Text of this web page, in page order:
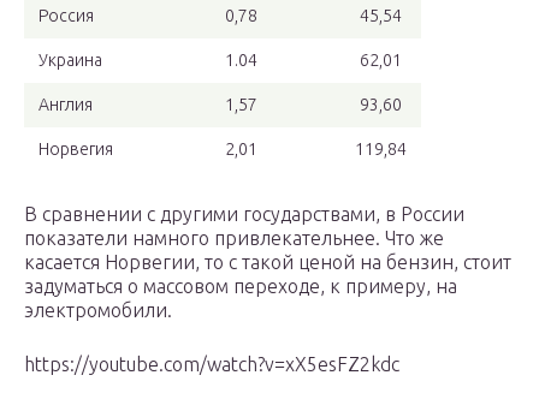
Россия 0,78 45,54
Украина 1.04 62,01
Англия 1,57 93,60
Норвегия 2,01 119,84
В сравнении с другими государствами, в России
показатели намного привлекательнее. Что же
касается Норвегии, то с такой ценой на бензин, стоит
задуматься о массовом переходе, к примеру, на
электромобили.
https://youtube.com/watch?v=xX5esFZ2kdc